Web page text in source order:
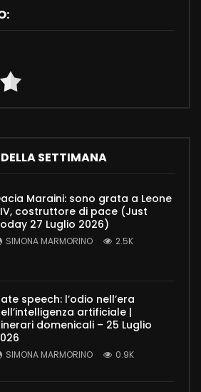
SETTIMANA
Maraini: sono grata a Leone
costruttore di pace (Just
27 Luglio 2026)
SIMONA MARMORINO 2.5K
speech: l’odio nell’era
artificiale |
domenicali – 25 Luglio
SIMONA MARMORINO 0.9K